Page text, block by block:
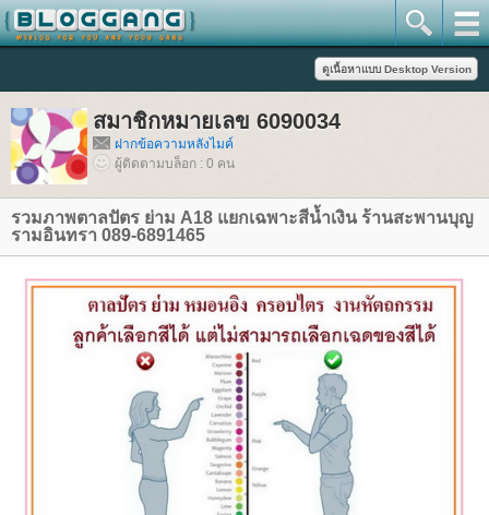
สมาชิกหมายเลข 6090034
ฝากข้อความหลังไมค์
ผู้ติดตามบล็อก : 0 คน
รวมภาพตาลปัตร ย่าม A18 แยกเฉพาะสีน้ำเงิน ร้านสะพานบุญ
รามอินทรา 089-6891465